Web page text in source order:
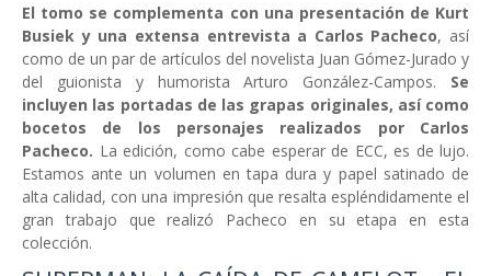
El tomo se complementa con una presentación de Kurt
Busiek y una extensa entrevista a Carlos Pacheco, así
como de un par de artículos del novelista Juan Gómez-Jurado y
del guionista y humorista Arturo González-Campos. Se
incluyen las portadas de las grapas originales, así como
bocetos de los personajes realizados por Carlos
Pacheco. La edición, como cabe esperar de ECC, es de lujo.
Estamos ante un volumen en tapa dura y papel satinado de
alta calidad, con una impresión que resalta espléndidamente el
gran trabajo que realizó Pacheco en su etapa en esta
colección.